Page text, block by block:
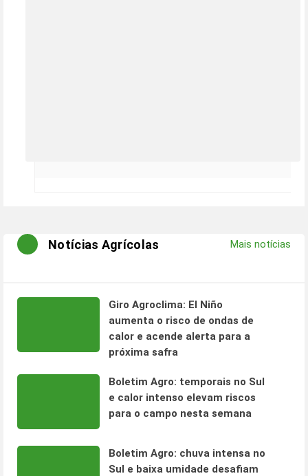
Notícias Agrícolas Mais notícias
Giro Agroclima: El Niño
aumenta o risco de ondas de
calor e acende alerta para a
próxima safra
Boletim Agro: temporais no Sul
e calor intenso elevam riscos
para o campo nesta semana
Boletim Agro: chuva intensa no
Sul e baixa umidade desafiam